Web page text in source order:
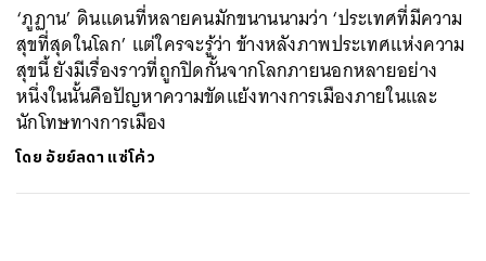
‘ภูฏาน’ ดินแดนที่หลายคนมักขนานนามว่า ‘ประเทศที่มีความ
สุขที่สุดในโลก’ แต่ใครจะรู้ว่า ข้างหลังภาพประเทศแห่งความ
สุขนี้ ยังมีเรื่องราวที่ถูกปิดกั้นจากโลกภายนอกหลายอย่าง
หนึ่งในนั้นคือปัญหาความขัดแย้งทางการเมืองภายในและ
นักโทษทางการเมือง
โดย อัยย์ลดา แซ่โค้ว